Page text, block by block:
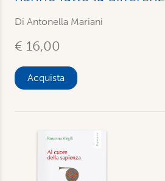
Di Antonella Mariani
€ 16,00
Acquista